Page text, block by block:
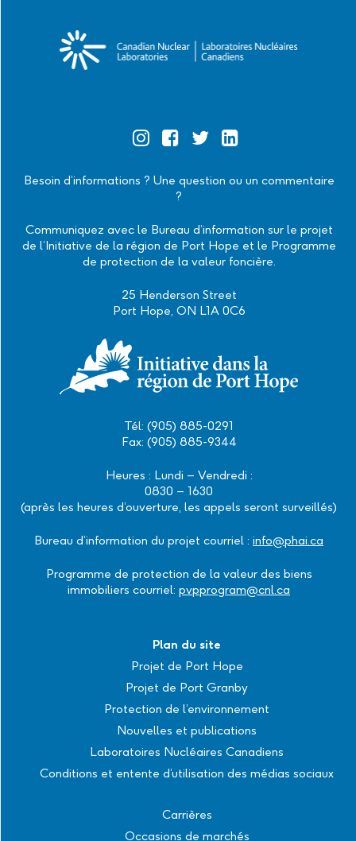
Besoin d’informations ? Une question ou un commentaire
?
Communiquez avec le Bureau d’information sur le projet
de l’Initiative de la région de Port Hope et le Programme
de protection de la valeur foncière.
25 Henderson Street
Port Hope, ON L1A 0C6
Tél: (905) 885-0291
Fax: (905) 885-9344
Heures : Lundi – Vendredi :
0830 – 1630
(après les heures d’ouverture, les appels seront surveillés)
Bureau d’information du projet courriel : info@phai.ca
Programme de protection de la valeur des biens
immobiliers courriel: pvpprogram@cnl.ca
Plan du site
Projet de Port Hope
Projet de Port Granby
Protection de l’environnement
Nouvelles et publications
Laboratoires Nucléaires Canadiens
Conditions et entente d’utilisation des médias sociaux
Carrières
Occasions de marchés